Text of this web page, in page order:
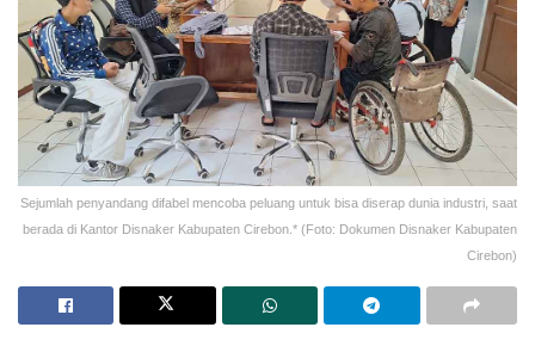
Sejumlah penyandang difabel mencoba peluang untuk bisa diserap dunia industri, saat
berada di Kantor Disnaker Kabupaten Cirebon.* (Foto: Dokumen Disnaker Kabupaten
Cirebon)